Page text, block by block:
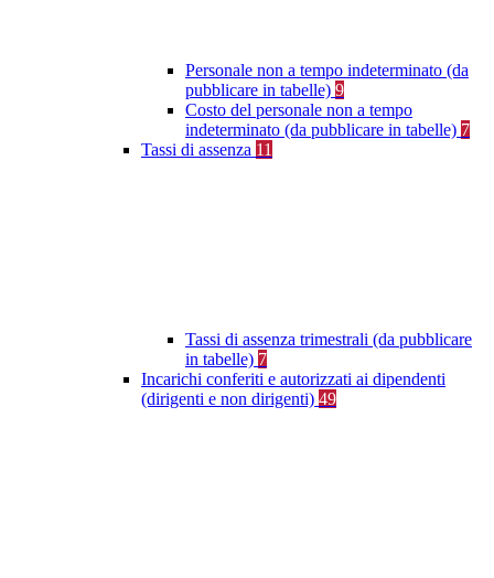
Personale non a tempo indeterminato (da
pubblicare in tabelle) 9
Costo del personale non a tempo
indeterminato (da pubblicare in tabelle) 7
Tassi di assenza 11
Tassi di assenza trimestrali (da pubblicare
in tabelle) 7
Incarichi conferiti e autorizzati ai dipendenti
(dirigenti e non dirigenti) 49